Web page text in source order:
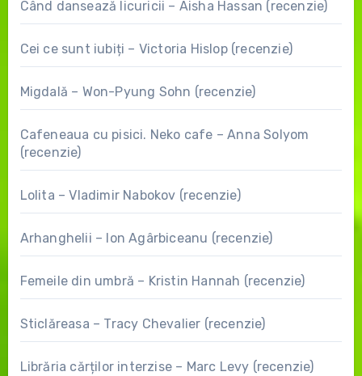
Când dansează licuricii – Aisha Hassan (recenzie)
Cei ce sunt iubiți – Victoria Hislop (recenzie)
Migdală – Won-Pyung Sohn (recenzie)
Cafeneaua cu pisici. Neko cafe – Anna Solyom
(recenzie)
Lolita – Vladimir Nabokov (recenzie)
Arhanghelii – Ion Agârbiceanu (recenzie)
Femeile din umbră – Kristin Hannah (recenzie)
Sticlăreasa – Tracy Chevalier (recenzie)
Librăria cărților interzise – Marc Levy (recenzie)